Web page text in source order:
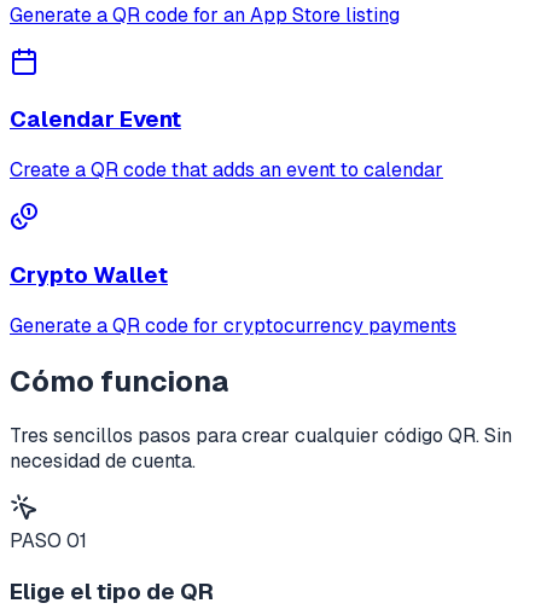
Generate a QR code for an App Store listing
Calendar Event
Create a QR code that adds an event to calendar
Crypto Wallet
Generate a QR code for cryptocurrency payments
Cómo funciona
Tres sencillos pasos para crear cualquier código QR. Sin
necesidad de cuenta.
PASO 01
Elige el tipo de QR